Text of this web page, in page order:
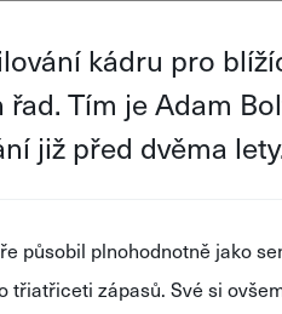
kádru pro
Tím je Adam
již před dvěma
působil plnohodnotně jako
třiatřiceti zápasů. Své si